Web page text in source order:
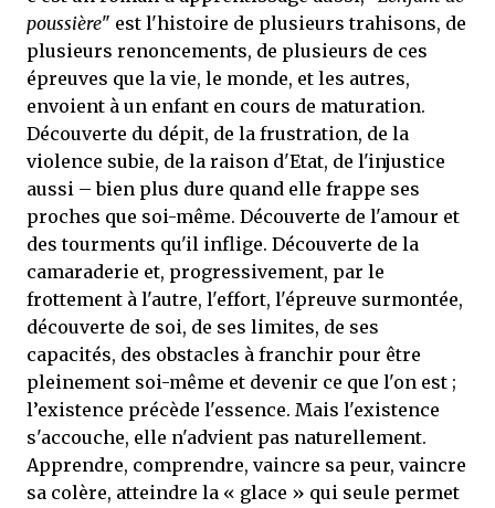
poussière" est l'histoire de plusieurs trahisons, de
plusieurs renoncements, de plusieurs de ces
épreuves que la vie, le monde, et les autres,
envoient à un enfant en cours de maturation.
Découverte du dépit, de la frustration, de la
violence subie, de la raison d'Etat, de l'injustice
aussi – bien plus dure quand elle frappe ses
proches que soi-même. Découverte de l'amour et
des tourments qu'il inflige. Découverte de la
camaraderie et, progressivement, par le
frottement à l'autre, l'effort, l'épreuve surmontée,
découverte de soi, de ses limites, de ses
capacités, des obstacles à franchir pour être
pleinement soi-même et devenir ce que l'on est ;
l’existence précède l'essence. Mais l'existence
s'accouche, elle n'advient pas naturellement.
Apprendre, comprendre, vaincre sa peur, vaincre
sa colère, atteindre la « glace » qui seule permet